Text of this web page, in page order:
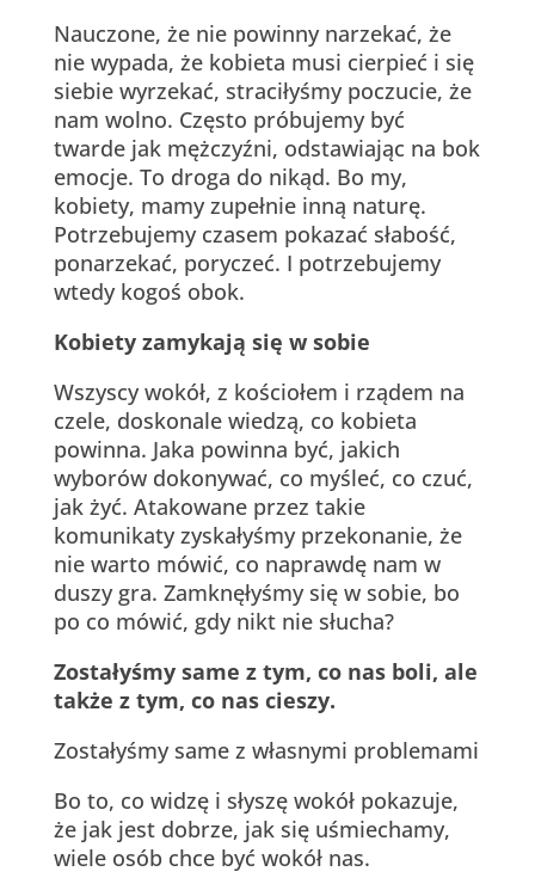
Nauczone, że nie powinny narzekać, że
nie wypada, że kobieta musi cierpieć i się
siebie wyrzekać, straciłyśmy poczucie, że
nam wolno. Często próbujemy być
twarde jak mężczyźni, odstawiając na bok
emocje. To droga do nikąd. Bo my,
kobiety, mamy zupełnie inną naturę.
Potrzebujemy czasem pokazać słabość,
ponarzekać, poryczeć. I potrzebujemy
wtedy kogoś obok.
Kobiety zamykają się w sobie
Wszyscy wokół, z kościołem i rządem na
czele, doskonale wiedzą, co kobieta
powinna. Jaka powinna być, jakich
wyborów dokonywać, co myśleć, co czuć,
jak żyć. Atakowane przez takie
komunikaty zyskałyśmy przekonanie, że
nie warto mówić, co naprawdę nam w
duszy gra. Zamknęłyśmy się w sobie, bo
po co mówić, gdy nikt nie słucha?
Zostałyśmy same z tym, co nas boli, ale
także z tym, co nas cieszy.
Zostałyśmy same z własnymi problemami
Bo to, co widzę i słyszę wokół pokazuje,
że jak jest dobrze, jak się uśmiechamy,
wiele osób chce być wokół nas.